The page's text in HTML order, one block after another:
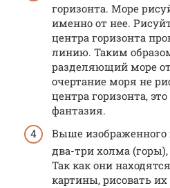
горизонта. Море
именно от нее.
центра горизонта
линию. Таким
разделяющий море
очертание моря не
центра горизонта,
фантазия.
Выше изображенного
два-три холма
Так как они
картины, рисовать